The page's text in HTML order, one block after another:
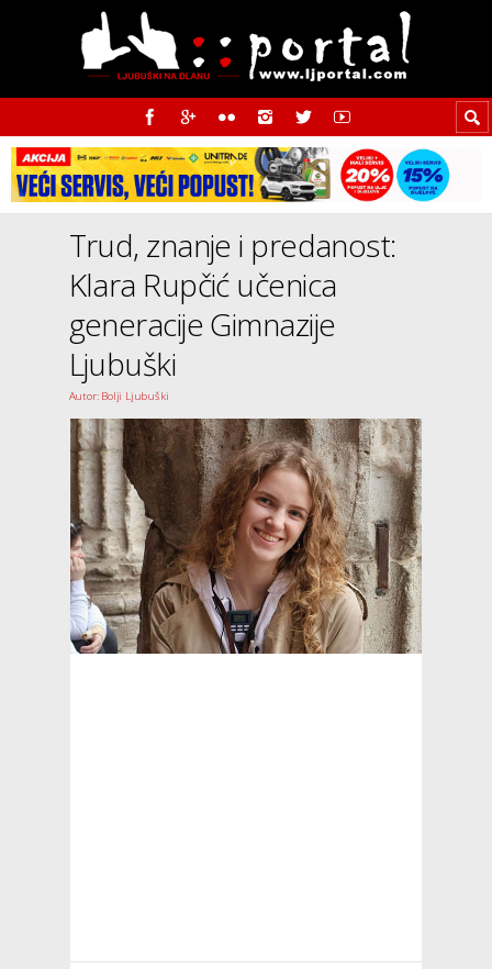
Trud, znanje i predanost:
Klara Rupčić učenica
generacije Gimnazije
Ljubuški
Autor: Bolji Ljubuški